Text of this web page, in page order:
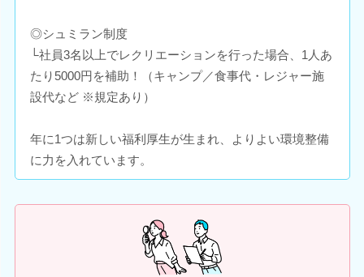
◎シュミラン制度
└社員3名以上でレクリエーションを行った場合、1人あ
たり5000円を補助！（キャンプ／食事代・レジャー施
設代など ※規定あり）
年に1つは新しい福利厚生が生まれ、よりよい環境整備
に力を入れています。